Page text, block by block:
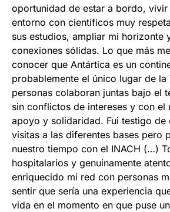
oportunidad de estar a bordo, vivir
entorno con científicos muy
sus estudios, ampliar mi horizonte
conexiones sólidas. Lo que más
conocer que Antártica es un
probablemente el único lugar de
personas colaboran juntas bajo el
sin conflictos de intereses y con el
apoyo y solidaridad. Fui testigo de
visitas a las diferentes bases pero
nuestro tiempo con el INACH (…)
hospitalarios y genuinamente
enriquecido mi red con personas
sentir que sería una experiencia
vida en el momento en que puse